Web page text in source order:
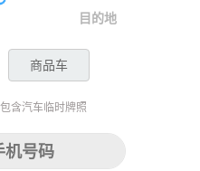
目的地
商品车
含汽车临时牌照